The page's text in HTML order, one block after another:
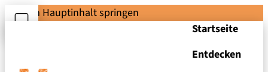
Zum Hauptinhalt springen
Startseite
Entdecken